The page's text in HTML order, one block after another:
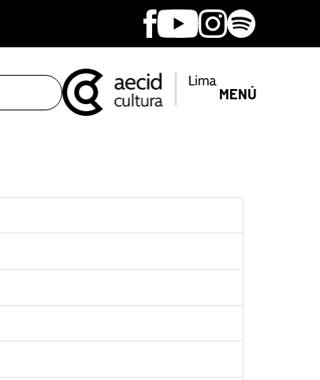
Facebook
YoutubeInstagram
Spotify
MENÚ